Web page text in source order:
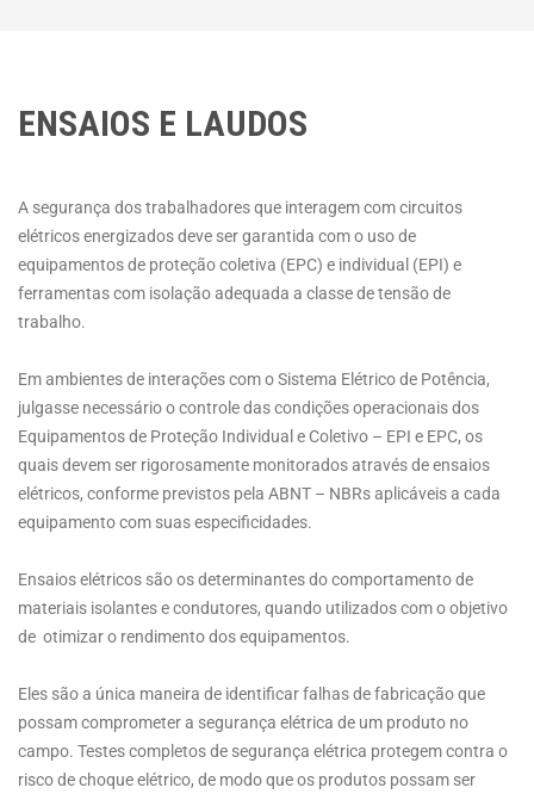
ENSAIOS E LAUDOS
A segurança dos trabalhadores que interagem com circuitos
elétricos energizados deve ser garantida com o uso de
equipamentos de proteção coletiva (EPC) e individual (EPI) e
ferramentas com isolação adequada a classe de tensão de
trabalho.
Em ambientes de interações com o Sistema Elétrico de Potência,
julgasse necessário o controle das condições operacionais dos
Equipamentos de Proteção Individual e Coletivo – EPI e EPC, os
quais devem ser rigorosamente monitorados através de ensaios
elétricos, conforme previstos pela ABNT – NBRs aplicáveis a cada
equipamento com suas especificidades.
Ensaios elétricos são os determinantes do comportamento de
materiais isolantes e condutores, quando utilizados com o objetivo
de otimizar o rendimento dos equipamentos.
Eles são a única maneira de identificar falhas de fabricação que
possam comprometer a segurança elétrica de um produto no
campo. Testes completos de segurança elétrica protegem contra o
risco de choque elétrico, de modo que os produtos possam ser